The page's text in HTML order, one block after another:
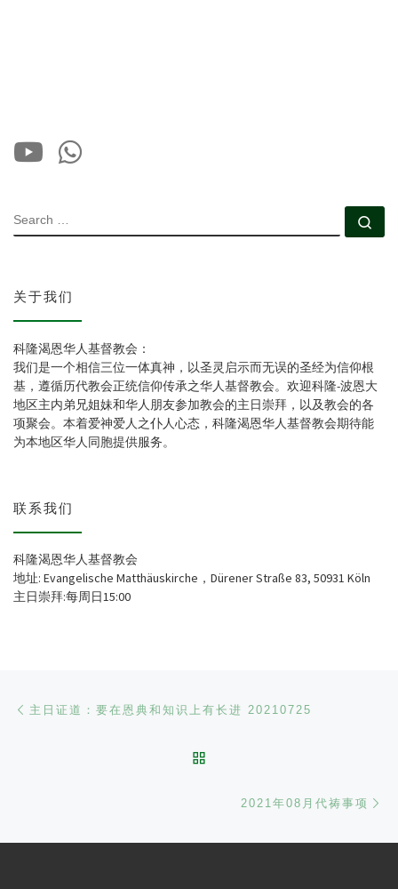
SEARCH
关于我们
科隆渴恩华人基督教会：
我们是一个相信三位一体真神，以圣灵启示而无误的圣经为信仰根
基，遵循历代教会正统信仰传承之华人基督教会。欢迎科隆-波恩大
地区主内弟兄姐妹和华人朋友参加教会的主日崇拜，以及教会的各
项聚会。本着爱神爱人之仆人心态，科隆渴恩华人基督教会期待能
为本地区华人同胞提供服务。
联系我们
科隆渴恩华人基督教会
地址: Evangelische Matthäuskirche，Dürener Straße 83, 50931 Köln
主日崇拜:每周日15:00
主日证道：要在恩典和知识上有长进 20210725
2021年08月代祷事项